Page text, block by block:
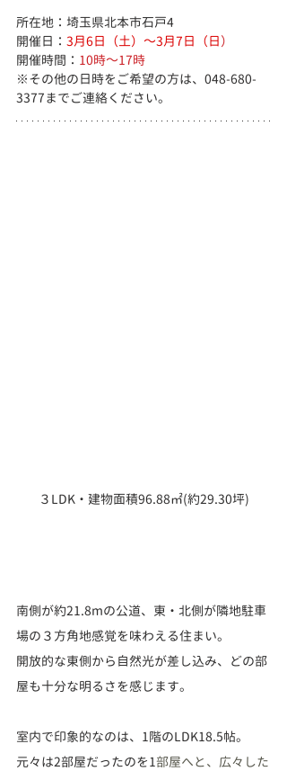
所在地：埼玉県北本市石戸4
開催日： 3月6日（土）～3月7日（日）
開催時間： 10時～17時
※その他の日時をご希望の方は、048-680-
3377までご連絡ください。
３LDK・建物面積96.88㎡(約29.30坪)
南側が約21.8mの公道、東・北側が隣地駐車
場の３方角地感覚を味わえる住まい。
開放的な東側から自然光が差し込み、どの部
屋も十分な明るさを感じます。
室内で印象的なのは、1階のLDK18.5帖。
元々は2部屋だったのを1部屋へと、広々した